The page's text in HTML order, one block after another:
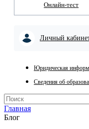
Онлайн-тест
Личный
Юридическая
Сведения об
Главная
Блог